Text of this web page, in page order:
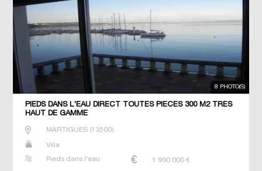
8 PHOTO(S)
PIEDS DANS L'EAU DIRECT TOUTES PIÈCES 300 M2 TRES
HAUT DE GAMME
MARTIGUES(13500)
Villa
Pieds dans l'eau 1 990 000 €